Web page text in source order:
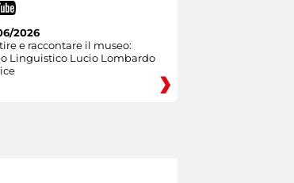
2026
e raccontare il museo:
Linguistico Lucio Lombardo